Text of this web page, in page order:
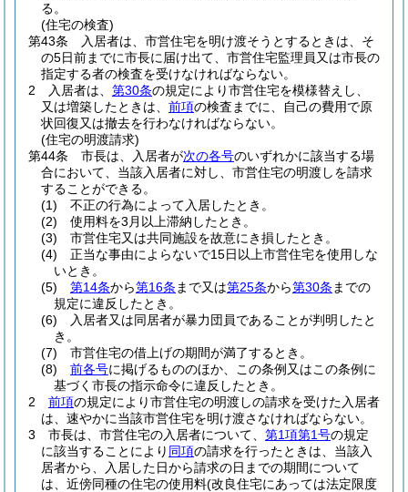
る。
(住宅の検査)
第43条
入居者は、市営住宅を明け渡そうとするときは、そ
の5日前までに市長に届け出て、市営住宅監理員又は市長の
指定する者の検査を受けなければならない。
2
入居者は、 第30条の規定により市営住宅を模様替えし、
又は増築したときは、 前項の検査までに、自己の費用で原
状回復又は撤去を行わなければならない。
(住宅の明渡請求)
第44条
市長は、入居者が次の各号のいずれかに該当する場
合において、当該入居者に対し、市営住宅の明渡しを請求
することができる。
(1)
不正の行為によって入居したとき。
(2)
使用料を3月以上滞納したとき。
(3)
市営住宅又は共同施設を故意にき損したとき。
(4)
正当な事由によらないで15日以上市営住宅を使用しな
いとき。
(5)
第14条から第16条 まで又は第25条から第30条 までの
規定に違反したとき。
(6)
入居者又は同居者が暴力団員であることが判明したと
き。
(7)
市営住宅の借上げの期間が満了するとき。
(8)
前各号に掲げるもののほか、この条例又はこの条例に
基づく市長の指示命令に違反したとき。
2
前項の規定により市営住宅の明渡しの請求を受けた入居者
は、速やかに当該市営住宅を明け渡さなければならない。
3
市長は、市営住宅の入居者について、 第1項第1号の規定
に該当することにより 同項の請求を行ったときは、当該入
居者から、入居した日から請求の日までの期間について
は、近傍同種の住宅の使用料(改良住宅にあっては法定限度